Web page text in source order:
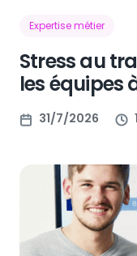
Expertise métier
Stress au
les équipes
31/7/2026